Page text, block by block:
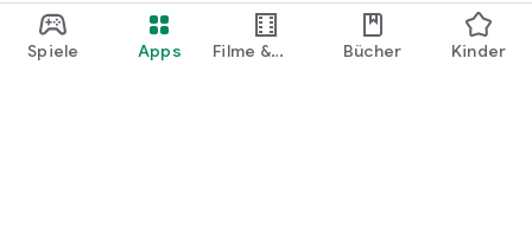
Spiele Apps
Filme &
Bücher Kinder